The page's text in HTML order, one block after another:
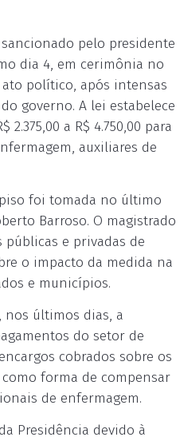
pelo presidente
dia 4, em cerimônia no
político, após intensas
governo. A lei estabelece
a R$ 4.750,00 para
auxiliares de
foi tomada no último
Barroso. O magistrado
públicas e privadas de
o impacto da medida na
e municípios.
nos últimos dias, a
do setor de
cobrados sobre os
forma de compensar
de enfermagem.
Presidência devido à